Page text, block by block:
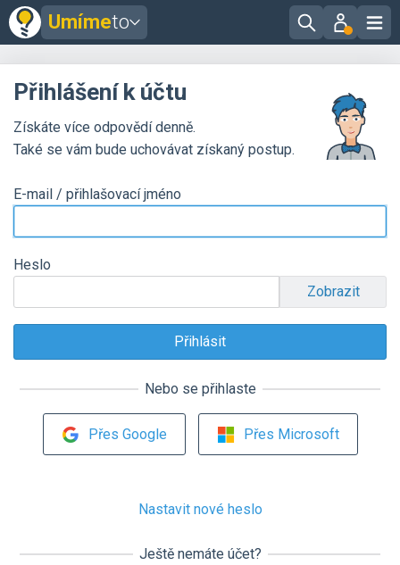
Umímeto
Přihlášení k účtu
Získáte více odpovědí denně.
Také se vám bude uchovávat získaný postup.
E-mail / přihlašovací jméno
Heslo
Zobrazit
Nebo se přihlaste
Přes Google Přes Microsoft
Nastavit nové heslo
Ještě nemáte účet?